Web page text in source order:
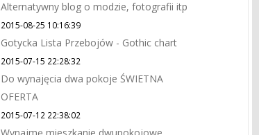
Alternatywny blog o modzie, fotografii itp
2015-08-25 10:16:39
Gotycka Lista Przebojów - Gothic chart
2015-07-15 22:28:32
Do wynajęcia dwa pokoje ŚWIETNA
OFERTA
2015-07-12 22:38:02